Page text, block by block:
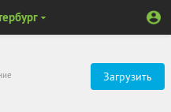
Загрузить